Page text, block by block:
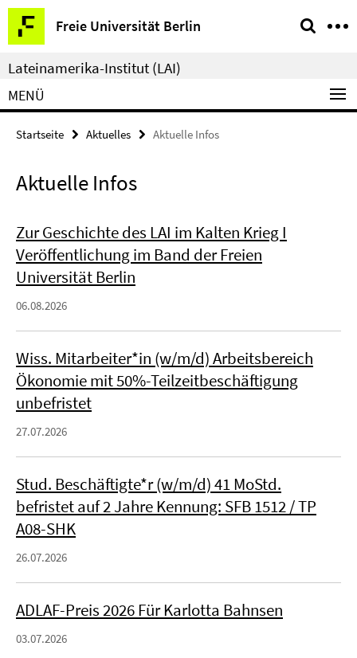
Springe
direkt
zu
Inhalt
Freie Universität Berlin
Service-
Navigation
Lateinamerika-Institut (LAI)
MENÜ
Startseite Aktuelles Aktuelle Infos
Aktuelle Infos
Zur Geschichte des LAI im Kalten Krieg I
Veröffentlichung im Band der Freien
Universität Berlin
06.08.2026
Wiss. Mitarbeiter*in (w/m/d) Arbeitsbereich
Ökonomie mit 50%-Teilzeitbeschäftigung
unbefristet
27.07.2026
Stud. Beschäftigte*r (w/m/d) 41 MoStd.
befristet auf 2 Jahre Kennung: SFB 1512 / TP
A08-SHK
26.07.2026
ADLAF-Preis 2026 Für Karlotta Bahnsen
03.07.2026